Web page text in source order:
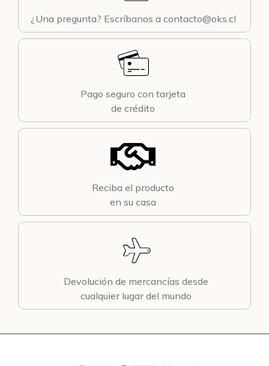
¿Una pregunta? Escríbanos a contacto@oks.cl
Pago seguro con tarjeta
de crédito
Reciba el producto
en su casa
Devolución de mercancías desde
cualquier lugar del mundo